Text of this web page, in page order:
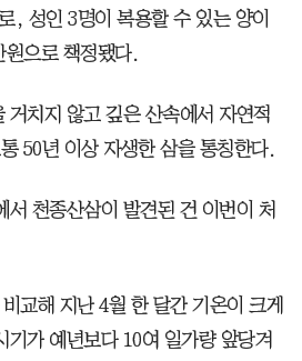
, 성인 3명이 복용할 수 있는 양이
으로 책정됐다.
거치지 않고 깊은 산속에서 자연적
50년 이상 자생한 삼을 통칭한다.
서 천종산삼이 발견된 건 이번이 처
교해 지난 4월 한 달간 기온이 크게
기가 예년보다 10여 일가량 앞당겨